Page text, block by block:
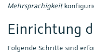
Mehrsprachigkeit
Einrichtung
Folgende Schritte sind